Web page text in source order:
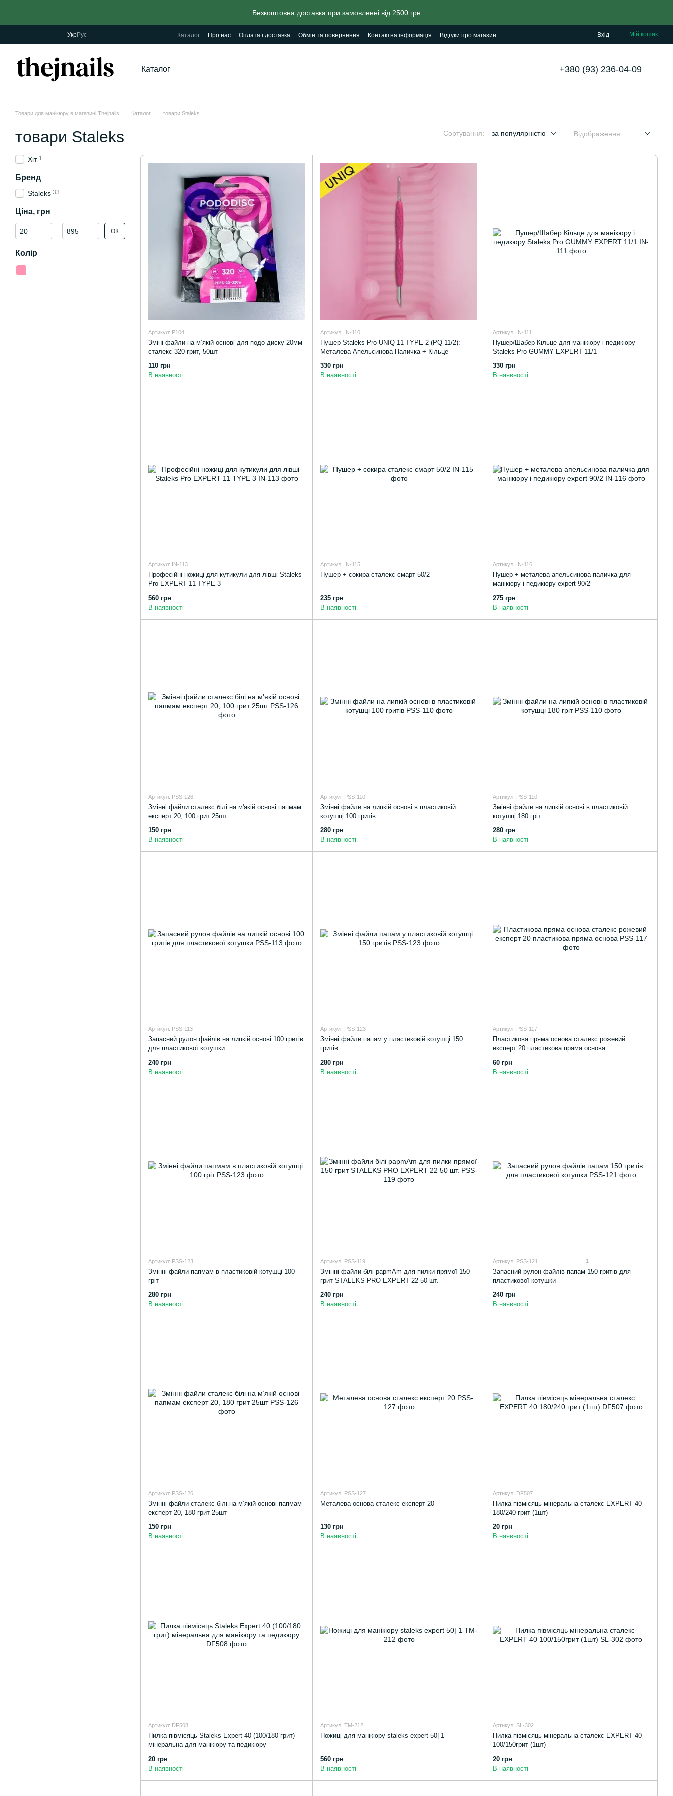
Безкоштовна доставка при замовленні від 2500 грн
УкрРус Каталог Про нас Оплата і доставка Обмін та повернення Контактна інформація Відгуки про магазин Вхід Мій кошик
Каталог +380 (93) 236-04-09
Товари для манікюру в магазині Thejnails Каталог товари Staleks
товари Staleks Сортування: за популярністю Відображення:
Артикул: P104
Зміні файли на м’якій основі для подо диску 20мм
сталекс 320 грит, 50шт
110 грн
В наявності
Артикул: IN-110
Пушер Staleks Pro UNIQ 11 TYPE 2 (PQ-11/2):
Металева Апельсинова Паличка + Кільце
330 грн
В наявності
Артикул: IN-111
Пушер/Шабер Кільце для манікюру і педикюру
Staleks Pro GUMMY EXPERT 11/1
330 грн
В наявності
Артикул: IN-113
Професійні ножиці для кутикули для лівші Staleks
Pro EXPERT 11 TYPE 3
560 грн
В наявності
Артикул: IN-115
Пушер + сокира сталекс смарт 50/2
235 грн
В наявності
Артикул: IN-116
Пушер + металева апельсинова паличка для
манікюру і педикюру expert 90/2
275 грн
В наявності
Артикул: PSS-126
Змінні файли сталекс білі на м'якій основі папмам
експерт 20, 100 грит 25шт
150 грн
В наявності
Артикул: PSS-110
Змінні файли на липкій основі в пластиковій
котушці 100 гритів
280 грн
В наявності
Артикул: PSS-110
Змінні файли на липкій основі в пластиковій
котушці 180 гріт
280 грн
В наявності
Артикул: PSS-113
Запасний рулон файлів на липкій основі 100 гритів
для пластикової котушки
240 грн
В наявності
Артикул: PSS-123
Змінні файли папам у пластиковій котушці 150
гритів
280 грн
В наявності
Артикул: PSS-117
Пластикова пряма основа сталекс рожевий
експерт 20 пластикова пряма основа
60 грн
В наявності
Артикул: PSS-123
Змінні файли папмам в пластиковій котушці 100
гріт
280 грн
В наявності
Артикул: PSS-119
Змінні файли білі papmAm для пилки прямої 150
грит STALEKS PRO EXPERT 22 50 шт.
240 грн
В наявності
Артикул: PSS-121 1
Запасний рулон файлів папам 150 гритів для
пластикової котушки
240 грн
В наявності
Артикул: PSS-126
Змінні файли сталекс білі на м’якій основі папмам
експерт 20, 180 грит 25шт
150 грн
В наявності
Артикул: PSS-127
Металева основа сталекс експерт 20
130 грн
В наявності
Артикул: DF507
Пилка півмісяць мінеральна сталекс EXPERT 40
180/240 грит (1шт)
20 грн
В наявності
Артикул: DF508
Пилка півмісяць Staleks Expert 40 (100/180 грит)
мінеральна для манікюру та педикюру
20 грн
В наявності
Артикул: TM-212
Ножиці для манікюру staleks expert 50| 1
560 грн
В наявності
Артикул: SL-302
Пилка півмісяць мінеральна сталекс EXPERT 40
100/150грит (1шт)
20 грн
В наявності
Хіт 1
Бренд
Staleks 33
Ціна, грн
Від Ціна, грн
До Ціна, грн ОК
Колір